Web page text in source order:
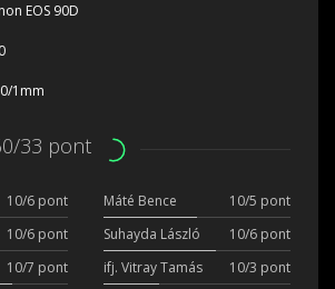
EOS 90D
1mm
33 pont
10/6 pont Máté Bence
10/5 pont
10/6 pont Suhayda László
10/6 pont
10/7 pont ifj. Vitray Tamás
10/3 pont